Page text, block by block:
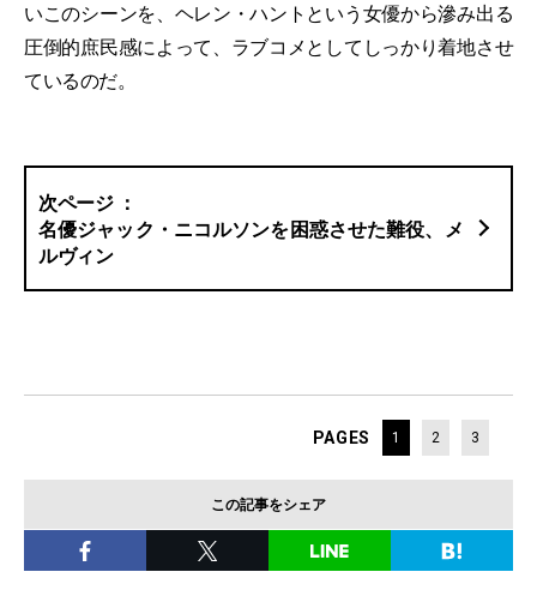
いこのシーンを、ヘレン・ハントという女優から滲み出る
圧倒的庶民感によって、ラブコメとしてしっかり着地させ
ているのだ。
名優ジャック・ニコルソンを困惑させた難役、メ
ルヴィン
PAGES 1 2 3
この記事をシェア